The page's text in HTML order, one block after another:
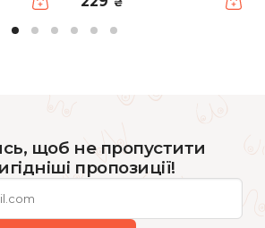
щоб не пропустити
пропозиції!